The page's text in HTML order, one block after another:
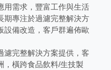
用需求，豐富工作與生活
期專注於過濾完整解決方
設備改造，客戶群遍佈歐
濾完整解決方案提供，客
，橫跨食品飲料/生技製